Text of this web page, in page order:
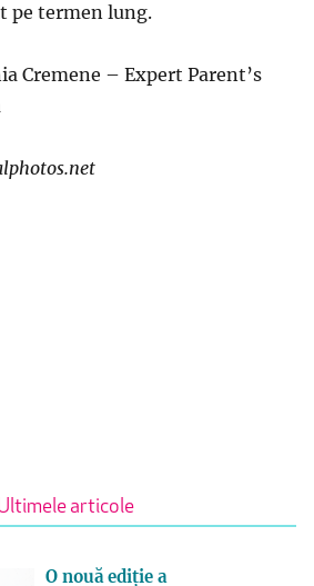
pe termen lung.
Cremene – Expert Parent’s
articole
O nouă ediție a